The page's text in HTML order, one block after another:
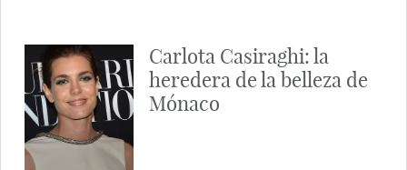
Carlota Casiraghi: la
heredera de la belleza de
Mónaco